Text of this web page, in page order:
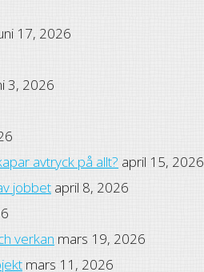
17, 2026
3, 2026
avtryck på allt? april 15, 2026
jobbet april 8, 2026
verkan mars 19, 2026
mars 11, 2026